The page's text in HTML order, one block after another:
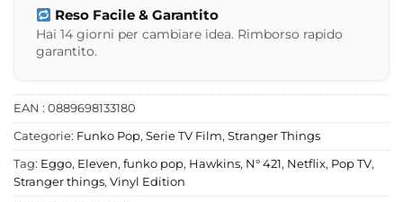
Reso Facile & Garantito
Hai 14 giorni per cambiare idea. Rimborso rapido
garantito.
EAN : 0889698133180
Categorie: Funko Pop, Serie TV Film, Stranger Things
Tag: Eggo, Eleven, funko pop, Hawkins, N° 421, Netflix, Pop TV,
Stranger things, Vinyl Edition